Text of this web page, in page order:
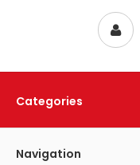
Categories
Navigation